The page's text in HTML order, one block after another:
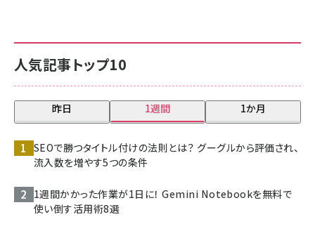
人気記事トップ10
昨日 1週間 1か月
SEOで勝つタイトル付けの法則とは？ グーグルから評価され、
流入数を増やす5つの条件
1週間かかった作業が1日に！ Gemini Notebookを無料で
使い倒す活用術8選